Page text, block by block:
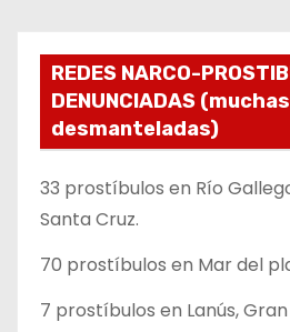
REDES NARCO-
DENUNCIADAS
desmanteladas)
33 prostíbulos en Río
Santa Cruz.
70 prostíbulos en Mar del
7 prostíbulos en Lanús,